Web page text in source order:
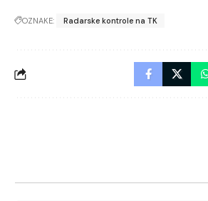
OZNAKE: Radarske kontrole na TK